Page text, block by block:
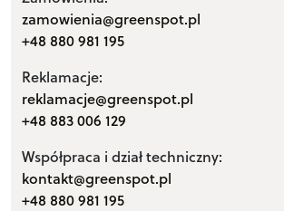
zamowienia@greenspot.pl
+48 880 981 195
Reklamacje:
reklamacje@greenspot.pl
+48 883 006 129
Współpraca i dział techniczny:
kontakt@greenspot.pl
+48 880 981 195